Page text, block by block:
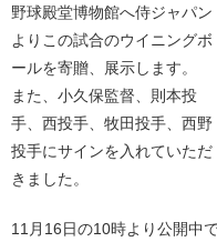
野球殿堂博物館へ侍ジャパン
よりこの試合のウイニングボ
ールを寄贈、展示します。
また、小久保監督、則本投
手、西投手、牧田投手、西野
投手にサインを入れていただ
きました。
11月16日の10時より公開中